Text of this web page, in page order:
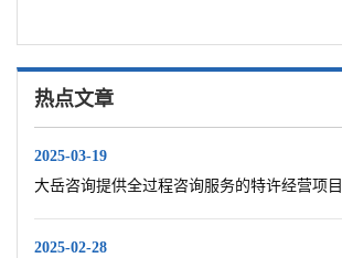
热点文章
2025-03-19
大岳咨询提供全过程咨询服务的特许经营项目
2025-02-28